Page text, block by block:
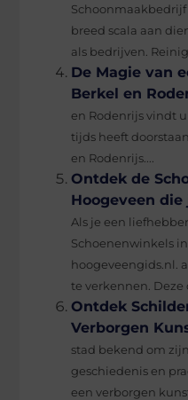
breed scala aan
als bedrijven.
De Magie van
Berkel en
en Rodenrijs vindt
tijds heeft
en Rodenrijs....
Ontdek de
Hoogeveen
Als je een
Schoenenwinkels
hoogeveengids.nl.
te verkennen. Deze
Ontdek
Verborgen
stad bekend om
geschiedenis en
een verborgen